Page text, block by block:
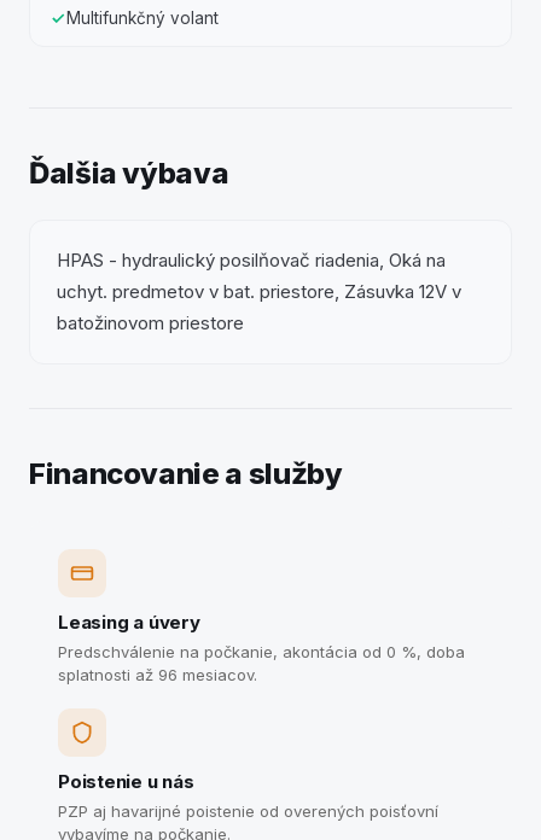
Multifunkčný volant
Ďalšia výbava
HPAS - hydraulický posilňovač riadenia, Oká na
uchyt. predmetov v bat. priestore, Zásuvka 12V v
batožinovom priestore
Financovanie a služby
Leasing a úvery
Predschválenie na počkanie, akontácia od 0 %, doba
splatnosti až 96 mesiacov.
Poistenie u nás
PZP aj havarijné poistenie od overených poisťovní
vybavíme na počkanie.